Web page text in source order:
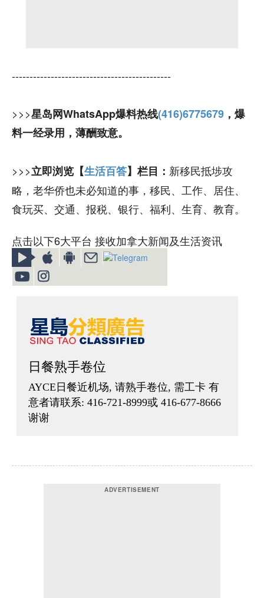
---------------------------------------------
>>>星岛网WhatsApp爆料热线(416)6775679 ，爆
料一经录用，薄酬致意。
>>>立即浏览【生活百答】栏目： 新移民抵埗攻
略，老华侨也未必知道的事，移民、工作、居住、
食玩买、交通、报税、银行、福利、生育、教育。
点击以下6大平台 接收加拿大新闻及生活资讯